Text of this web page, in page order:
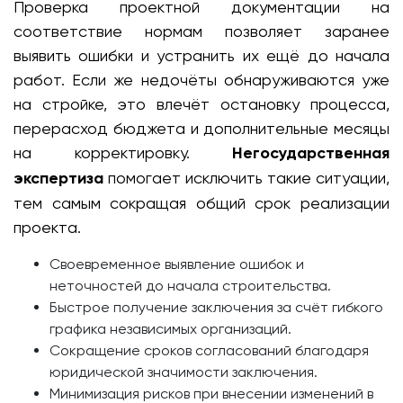
Проверка проектной документации на
соответствие нормам позволяет заранее
выявить ошибки и устранить их ещё до начала
работ. Если же недочёты обнаруживаются уже
на стройке, это влечёт остановку процесса,
перерасход бюджета и дополнительные месяцы
на корректировку. Негосударственная
экспертиза помогает исключить такие ситуации,
тем самым сокращая общий срок реализации
проекта.
Своевременное выявление ошибок и
неточностей до начала строительства.
Быстрое получение заключения за счёт гибкого
графика независимых организаций.
Сокращение сроков согласований благодаря
юридической значимости заключения.
Минимизация рисков при внесении изменений в